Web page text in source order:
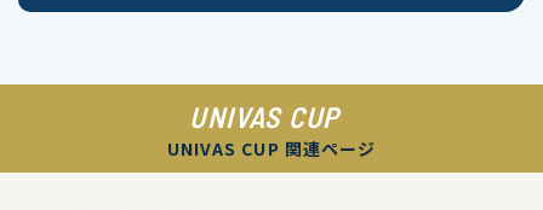
UNIVAS CUP
UNIVAS CUP 関連ページ